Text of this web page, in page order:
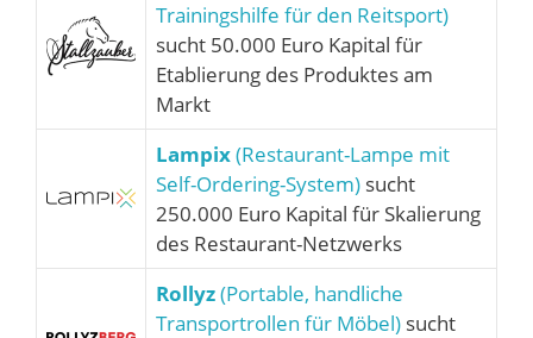
Trainingshilfe für den Reitsport)
sucht 50.000 Euro Kapital für
Etablierung des Produktes am
Markt
Lampix(Restaurant-Lampe mit
Self-Ordering-System) sucht
250.000 Euro Kapital für Skalierung
des Restaurant-Netzwerks
Rollyz(Portable, handliche
Transportrollen für Möbel) sucht